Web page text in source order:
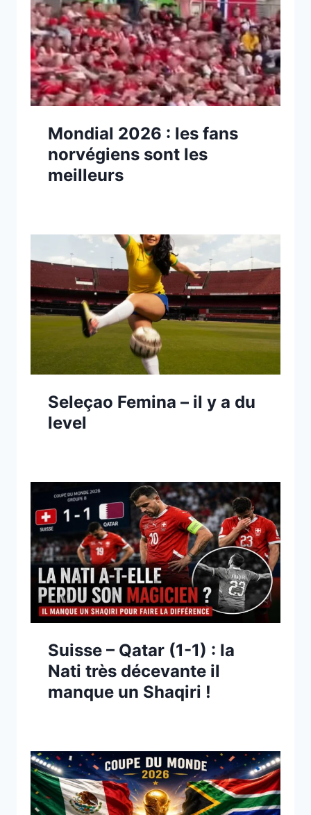
Mondial 2026 : les fans
norvégiens sont les
meilleurs
Seleçao Femina – il y a du
level
Suisse – Qatar (1-1) : la
Nati très décevante il
manque un Shaqiri !